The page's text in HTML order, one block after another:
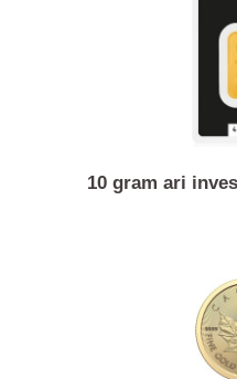
3.49 gram
10 gram ari